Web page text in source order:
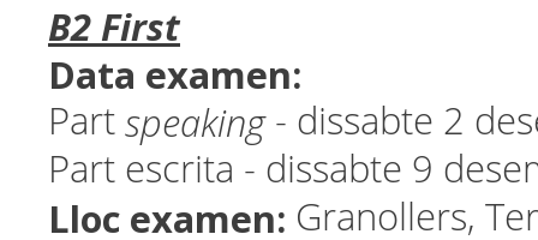
B2 First
Data examen:
Part speaking- dissabte 2
Part escrita - dissabte 9
Lloc examen: Granollers,